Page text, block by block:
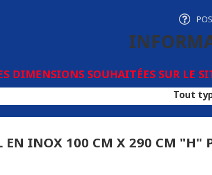
DIMENSIONS SOUHAITÉES SUR LE
Tout type de
EN INOX 100 CM X 290 CM "H"